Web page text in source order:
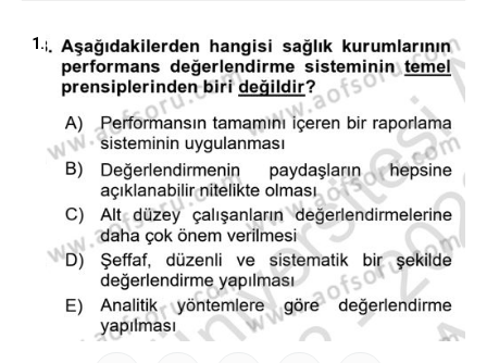
1.